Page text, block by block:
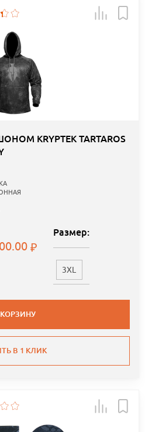
KRYPTEK TARTAROS
Размер:
3XL
В 1 КЛИК